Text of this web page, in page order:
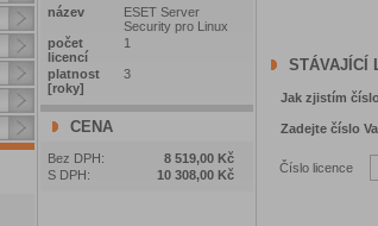
název
ESET Server
Security pro Linux
počet
licencí
1
platnost
[roky]
3
CENA
Bez DPH:
8 519,00 Kč
S DPH:
10 308,00 Kč
STÁVAJÍCÍ
Jak zjistím
Zadejte číslo
Číslo licence